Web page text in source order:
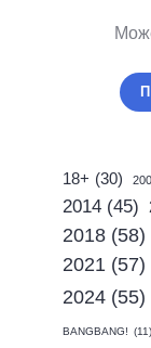
18+ (30)
2014 (45)
2018 (58)
2021 (57)
2024 (55)
BANGBANG! (11)